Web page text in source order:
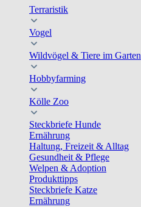
Terraristik
Vogel
Wildvögel & Tiere im Garten
Hobbyfarming
Kölle Zoo
Steckbriefe Hunde
Ernährung
Haltung, Freizeit & Alltag
Gesundheit & Pflege
Welpen & Adoption
Produkttipps
Steckbriefe Katze
Ernährung